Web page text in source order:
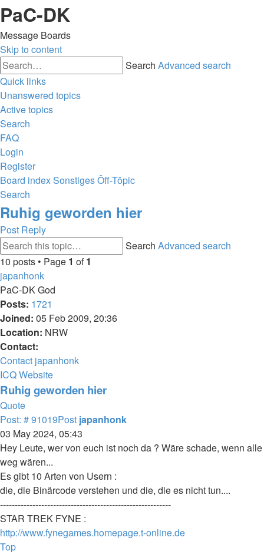
PaC-DK
Message Boards
Skip to content
Search Advanced search
Quick links
Unanswered topics
Active topics
Search
FAQ
Login
Register
Board indexSonstigesÔff-Tôpic
Search
Ruhig geworden hier
Post Reply
Search Advanced search
10 posts • Page 1 of1
japanhonk
PaC-DK God
Posts: 1721
Joined: 05 Feb 2009, 20:36
Location: NRW
Contact:
Contact japanhonk
ICQWebsite
Ruhig geworden hier
Quote
Post: # 91019Post japanhonk
03 May 2024, 05:43
Hey Leute, wer von euch ist noch da ? Wäre schade, wenn alle
weg wären...
Es gibt 10 Arten von Usern :
die, die Binärcode verstehen und die, die es nicht tun....
----------------------------------------------------------
STAR TREK FYNE :
http://www.fynegames.homepage.t-online.de
Top